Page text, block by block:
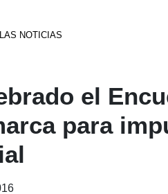
NOTICIAS
el
para